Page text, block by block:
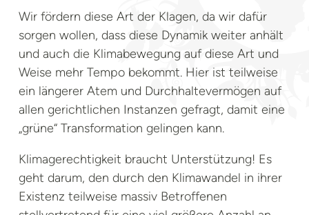
Wir fördern diese Art der Klagen, da wir dafür
sorgen wollen, dass diese Dynamik weiter anhält
und auch die Klimabewegung auf diese Art und
Weise mehr Tempo bekommt. Hier ist teilweise
ein längerer Atem und Durchhaltevermögen auf
allen gerichtlichen Instanzen gefragt, damit eine
„grüne“ Transformation gelingen kann.
Klimagerechtigkeit braucht Unterstützung! Es
geht darum, den durch den Klimawandel in ihrer
Existenz teilweise massiv Betroffenen